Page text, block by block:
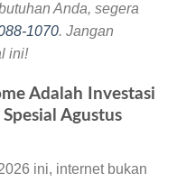
Anda, segera
1070. Jangan
ini!
Adalah Investasi
Agustus
ini, internet bukan